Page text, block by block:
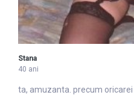
Stana
40 ani
ta, amuzanta. precum oricarei